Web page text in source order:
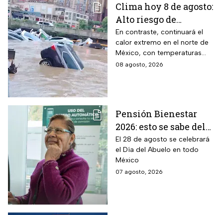
Clima hoy 8 de agosto:
Alto riesgo de
inundaciones y
desbordamiento de
ríos por lluvias
intensas en dos
En contraste, continuará el
calor extremo en el norte de
México, con temperaturas
superiores a 45°C en el
08 agosto, 2026
Pensión Bienestar
2026: esto se sabe del
pago por el Día del
Abuelo en agosto
El 28 de agosto se celebrará
el Día del Abuelo en todo
México
07 agosto, 2026